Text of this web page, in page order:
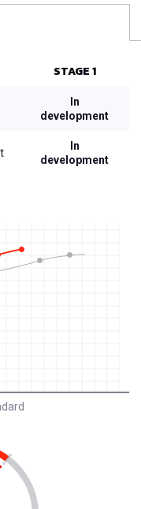
STAGE 1
In
development
In
development